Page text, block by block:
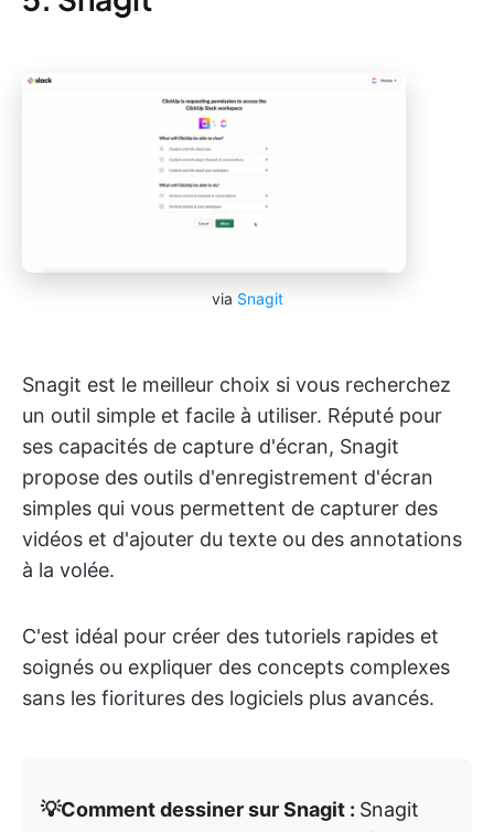
via Snagit
Snagit est le meilleur choix si vous recherchez
un outil simple et facile à utiliser. Réputé pour
ses capacités de capture d'écran, Snagit
propose des outils d'enregistrement d'écran
simples qui vous permettent de capturer des
vidéos et d'ajouter du texte ou des annotations
à la volée.
C'est idéal pour créer des tutoriels rapides et
soignés ou expliquer des concepts complexes
sans les fioritures des logiciels plus avancés.
💡Comment dessiner sur Snagit : Snagit